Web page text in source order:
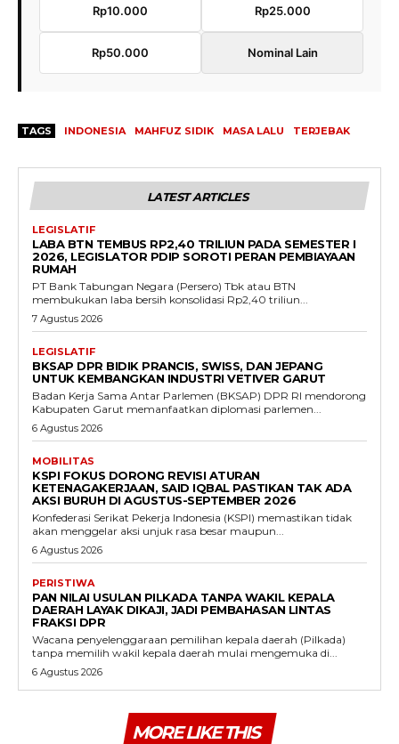
Rp10.000 Rp25.000
Rp50.000 Nominal Lain
TAGS INDONESIA MAHFUZ SIDIK MASA LALU TERJEBAK
LATEST ARTICLES
LEGISLATIF
LABA BTN TEMBUS RP2,40 TRILIUN PADA SEMESTER I
2026, LEGISLATOR PDIP SOROTI PERAN PEMBIAYAAN
RUMAH
PT Bank Tabungan Negara (Persero) Tbk atau BTN
membukukan laba bersih konsolidasi Rp2,40 triliun...
7 Agustus 2026
LEGISLATIF
BKSAP DPR BIDIK PRANCIS, SWISS, DAN JEPANG
UNTUK KEMBANGKAN INDUSTRI VETIVER GARUT
Badan Kerja Sama Antar Parlemen (BKSAP) DPR RI mendorong
Kabupaten Garut memanfaatkan diplomasi parlemen...
6 Agustus 2026
MOBILITAS
KSPI FOKUS DORONG REVISI ATURAN
KETENAGAKERJAAN, SAID IQBAL PASTIKAN TAK ADA
AKSI BURUH DI AGUSTUS-SEPTEMBER 2026
Konfederasi Serikat Pekerja Indonesia (KSPI) memastikan tidak
akan menggelar aksi unjuk rasa besar maupun...
6 Agustus 2026
PERISTIWA
PAN NILAI USULAN PILKADA TANPA WAKIL KEPALA
DAERAH LAYAK DIKAJI, JADI PEMBAHASAN LINTAS
FRAKSI DPR
Wacana penyelenggaraan pemilihan kepala daerah (Pilkada)
tanpa memilih wakil kepala daerah mulai mengemuka di...
6 Agustus 2026
MORE LIKE THIS